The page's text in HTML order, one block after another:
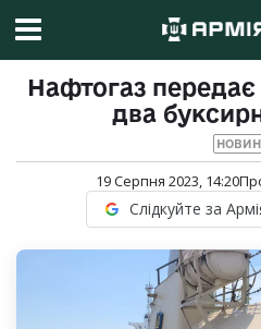
Нафтогаз
два
19 Серпня 2023, 14:20
Слідкуйте за